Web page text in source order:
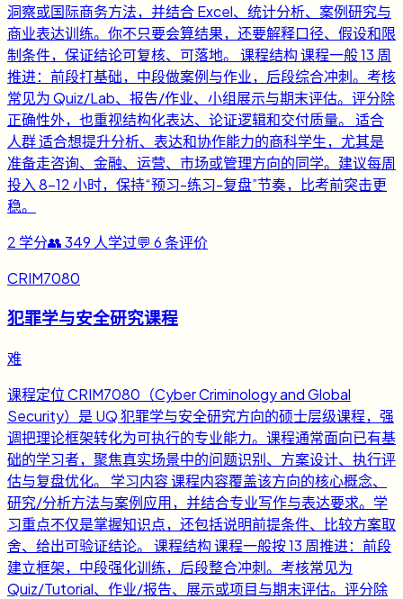
洞察或国际商务方法，并结合 Excel、统计分析、案例研究与
商业表达训练。你不只要会算结果，还要解释口径、假设和限
制条件，保证结论可复核、可落地。 课程结构 课程一般 13 周
推进：前段打基础，中段做案例与作业，后段综合冲刺。考核
常见为 Quiz/Lab、报告/作业、小组展示与期末评估。评分除
正确性外，也重视结构化表达、论证逻辑和交付质量。 适合
人群 适合想提升分析、表达和协作能力的商科学生，尤其是
准备走咨询、金融、运营、市场或管理方向的同学。建议每周
投入 8-12 小时，保持“预习-练习-复盘”节奏，比考前突击更
稳。
2 学分👥349 人学过💬 6条评价
CRIM7080
犯罪学与安全研究课程
难
课程定位 CRIM7080（Cyber Criminology and Global
Security）是 UQ 犯罪学与安全研究方向的硕士层级课程，强
调把理论框架转化为可执行的专业能力。课程通常面向已有基
础的学习者，聚焦真实场景中的问题识别、方案设计、执行评
估与复盘优化。 学习内容 课程内容覆盖该方向的核心概念、
研究/分析方法与案例应用，并结合专业写作与表达要求。学
习重点不仅是掌握知识点，还包括说明前提条件、比较方案取
舍、给出可验证结论。 课程结构 课程一般按 13 周推进：前段
建立框架，中段强化训练，后段整合冲刺。考核常见为
Quiz/Tutorial、作业/报告、展示或项目与期末评估。评分除